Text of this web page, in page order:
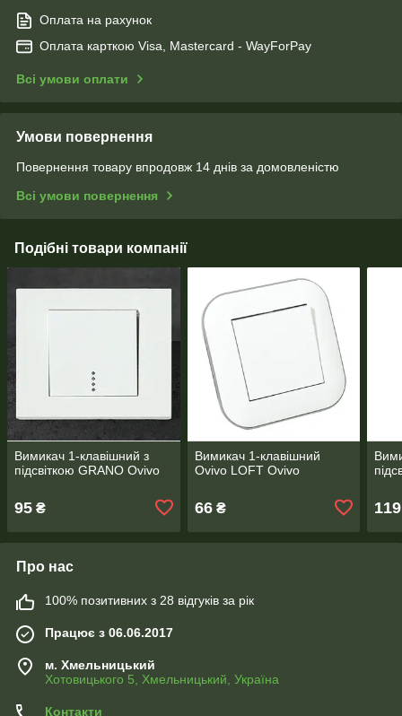
Оплата на рахунок
Оплата карткою Visa, Mastercard - WayForPay
Всі умови оплати
Умови повернення
Повернення товару впродовж 14 днів за домовленістю
Всі умови повернення
Подібні товари компанії
Вимикач 1-клавішний з
підсвіткою GRANO Ovivo
95 ₴
Вимикач 1-клавішний
Ovivo LOFT Ovivo
66₴ 119
Про нас
100% позитивних з 28 відгуків за рік
Працює з 06.06.2017
м. Хмельницький
Хотовицького 5, Хмельницький, Україна
Контакти